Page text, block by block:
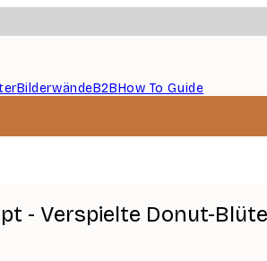
BilderwändeB2BHow To Guide
- Verspielte Donut-